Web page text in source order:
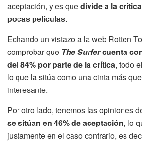
aceptación, y es quedivide a la
pocas películas.
Echando un vistazo a la web Rotten
comprobar que The Surfercuenta
del 84% por parte de la crítica, todo
lo que la sitúa como una cinta más
interesante.
Por otro lado, tenemos las opiniones
se sitúan en 46% de aceptación, lo
justamente en el caso contrario, es